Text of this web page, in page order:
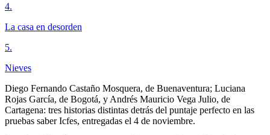
4.
La casa en desorden
5.
Nieves
Diego Fernando Castaño Mosquera, de Buenaventura; Luciana
Rojas García, de Bogotá, y Andrés Mauricio Vega Julio, de
Cartagena: tres historias distintas detrás del puntaje perfecto en las
pruebas saber Icfes, entregadas el 4 de noviembre.